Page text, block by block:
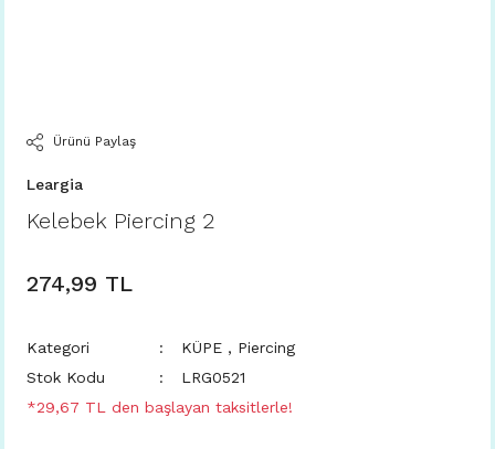
Ürünü Paylaş
Leargia
Kelebek Piercing 2
274,99 TL
Kategori KÜPE , Piercing
Stok Kodu
LRG0521
*29,67 TL den başlayan taksitlerle!